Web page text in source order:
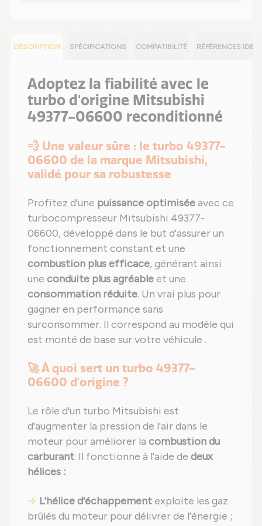
DESCRIPTION SPÉCIFICATIONS COMPATIBILITÉ RÉFÉRENCES
Adoptez la fiabilité avec le
turbo d'origine Mitsubishi
49377-06600 reconditionné
💨 Une valeur sûre : le turbo 49377-
06600 de la marque Mitsubishi,
validé pour sa robustesse
Profitez d'une puissance optimiséeavec ce
turbocompresseur Mitsubishi 49377-
06600, développé dans le but d'assurer un
fonctionnement constant et une
combustion plus efficace, générant ainsi
une conduite plus agréableet une
consommation réduite. Un vrai plus pour
gagner en performance sans
surconsommer. Il correspond au modèle qui
est monté de base sur votre véhicule .
🚀 À quoi sert un turbo 49377-
06600 d'origine ?
Le rôle d'un turbo Mitsubishi est
d'augmenter la pression de l'air dans le
moteur pour améliorer la combustion du
carburant. Il fonctionne à l'aide de deux
hélices :
L'hélice d'échappementexploite les gaz
brûlés du moteur pour délivrer de l'énergie ;